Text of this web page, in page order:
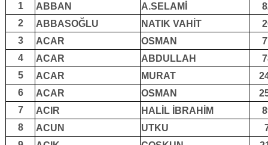
1 ABBAN A.SELAMİ
2
ABBASOĞLU NATIK VAHİT
3
ACAR OSMAN
4
ACAR ABDULLAH
5
ACAR MURAT
6
ACAR OSMAN
7
ACIR HALİL İBRAHİM
8
ACUN UTKU